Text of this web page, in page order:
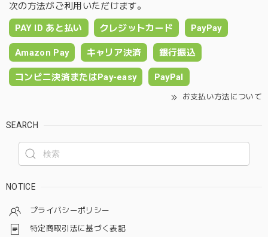
次の方法がご利用いただけます。
PAY ID あと払い クレジットカード PayPay
Amazon Pay キャリア決済 銀行振込
コンビニ決済またはPay-easy PayPal
お支払い方法について
SEARCH
NOTICE
プライバシーポリシー
特定商取引法に基づく表記